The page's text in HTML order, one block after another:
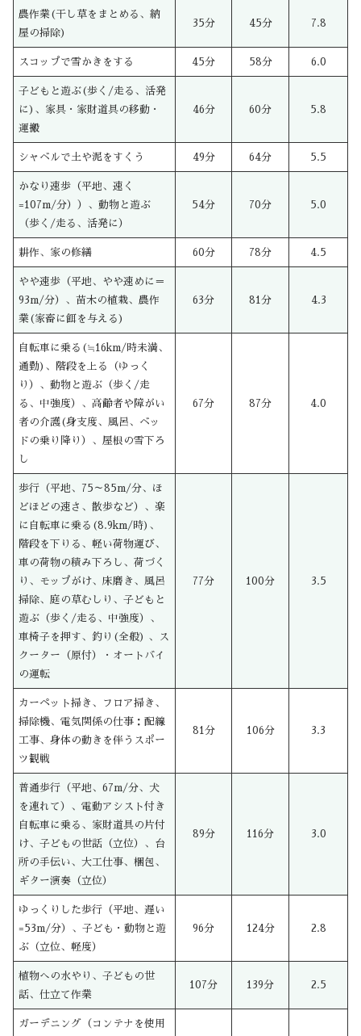
農作業(干し草をまとめる、納
屋の掃除)
35分 45分 7.8
スコップで雪かきをする 45分 58分 6.0
子どもと遊ぶ(歩く/走る、活発
に)、家具・家財道具の移動・
運搬
46分 60分 5.8
シャベルで土や泥をすくう 49分 64分 5.5
かなり速歩（平地、速く
=107m/分））、動物と遊ぶ
（歩く/走る、活発に）
54分 70分 5.0
耕作、家の修繕 60分 78分 4.5
やや速歩（平地、やや速めに＝
93m/分）、苗木の植栽、農作
業(家畜に餌を与える)
63分 81分 4.3
自転車に乗る(≒16km/時未満、
通勤)、階段を上る（ゆっく
り）、動物と遊ぶ（歩く/走
る、中強度）、高齢者や障がい
者の介護(身支度、風呂、ベッ
ドの乗り降り）、屋根の雪下ろ
し
67分 87分 4.0
歩行（平地、75～85m/分、ほ
どほどの速さ、散歩など）、楽
に自転車に乗る(8.9km/時)、
階段を下りる、軽い荷物運び、
車の荷物の積み下ろし、荷づく
り、モップがけ、床磨き、風呂
掃除、庭の草むしり、子どもと
遊ぶ（歩く/走る、中強度）、
車椅子を押す、釣り(全般) 、ス
クーター（原付）・オートバイ
の運転
77分 100分 3.5
カーペット掃き、フロア掃き、
掃除機、電気関係の仕事：配線
工事、身体の動きを伴うスポー
ツ観戦
81分 106分 3.3
普通歩行（平地、67m/分、犬
を連れて）、電動アシスト付き
自転車に乗る、家財道具の片付
け、子どもの世話（立位）、台
所の手伝い、大工仕事、梱包、
ギター演奏（立位）
89分 116分 3.0
ゆっくりした歩行（平地、遅い
=53m/分）、子ども・動物と遊
ぶ（立位、軽度）
96分 124分 2.8
植物への水やり、子どもの世
話、仕立て作業
107分 139分 2.5
ガーデニング（コンテナを使用